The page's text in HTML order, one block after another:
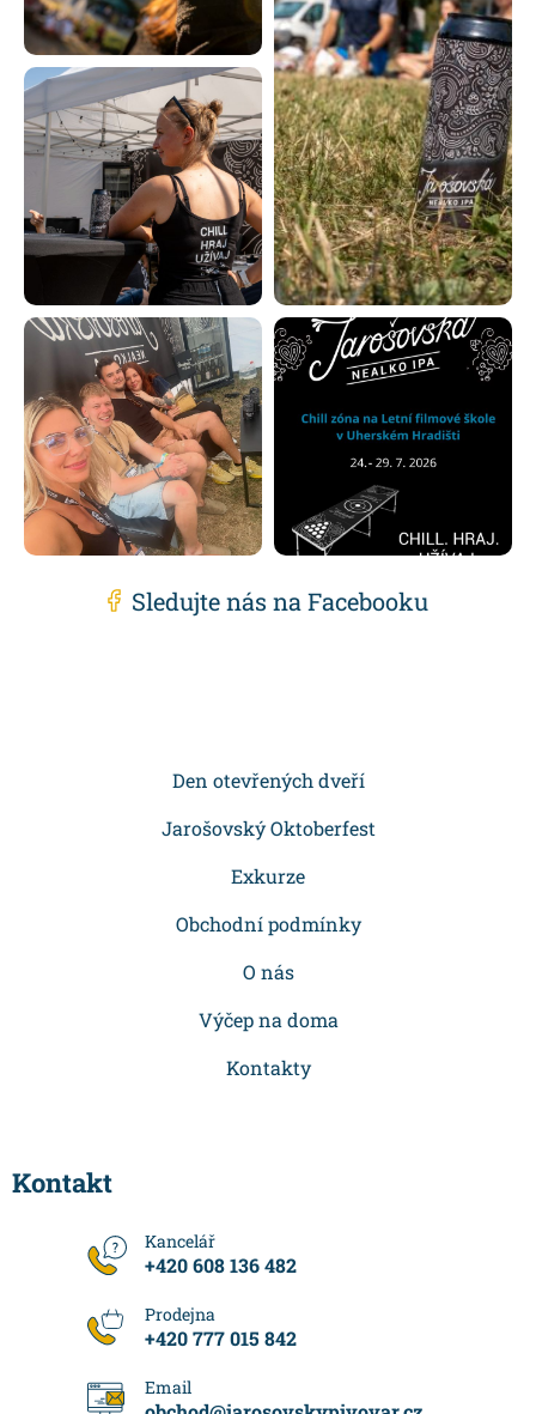
Sledujte nás na Facebooku
Den otevřených dveří
Jarošovský Oktoberfest
Exkurze
Obchodní podmínky
O nás
Výčep na doma
Kontakty
Kontakt
+420 608 136 482
+420 777 015 842